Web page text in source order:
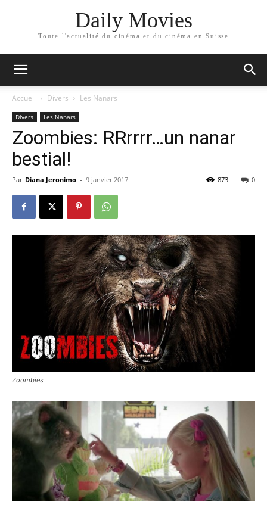
Daily Movies
Toute l'actualité du cinéma et du cinéma en Suisse
Accueil Divers Les Nanars
Divers Les Nanars
Zoombies: RRrrrr…un nanar
bestial!
Par Diana Jeronimo - 9 janvier 2017 0
873
Zoombies